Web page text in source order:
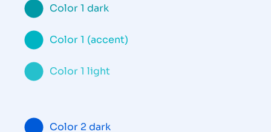
Color 1 dark
Color 1 (accent)
Color 1 light
Color 2 dark